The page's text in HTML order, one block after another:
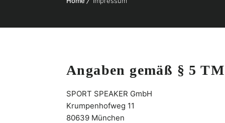
Angaben gemäß § 5
SPORT SPEAKER GmbH
Krumpenhofweg 11
80639 München